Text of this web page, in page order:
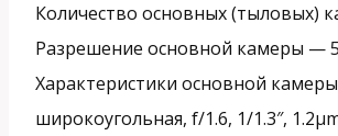
Количество основных (тыловых)
Разрешение основной камеры —
Характеристики основной
широкоугольная, f/1.6, 1/1.3″,